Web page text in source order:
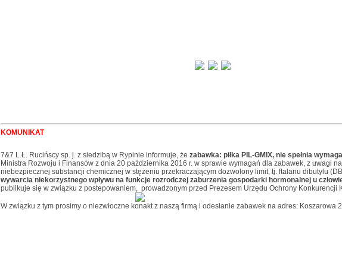
KOMUNIKAT
7&7 L.Ł. Rucińscy sp. j. z siedzibą w Rypinie informuje, że zabawka: piłka PIL-GMIX, nie spełnia
Ministra Rozwoju i Finansów z dnia 20 października 2016 r. w sprawie wymagań dla zabawek, z uwagi
niebezpiecznej substancji chemicznej w stężeniu przekraczającym dozwolony limit, tj. ftalanu dibutylu
wywarcia niekorzystnego wpływu na funkcje rozrodczej zaburzenia gospodarki hormonalnej u
publikuje się w związku z postepowaniem, prowadzonym przed Prezesem Urzędu Ochrony Konkurencji
W związku z tym prosimy o niezwłoczne konakt z naszą firmą i odesłanie zabawek na adres: Koszarowa